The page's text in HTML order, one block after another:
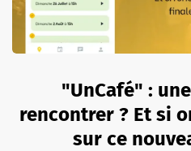
"UnCafé" :
rencontrer ? Et si
sur ce